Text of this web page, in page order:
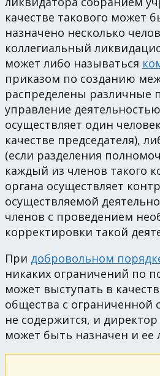
качестве такового может
назначено несколько
коллегиальный
может либо называться
приказом по созданию
распределены различные
управление
осуществляет один
качестве председателя),
(если разделения
каждый из членов такого
органа осуществляет
осуществляемой
членов с проведением
корректировки такой
При добровольном
никаких ограничений по
может выступать в
общества с ограниченной
не содержится, и
может быть назначен и ее